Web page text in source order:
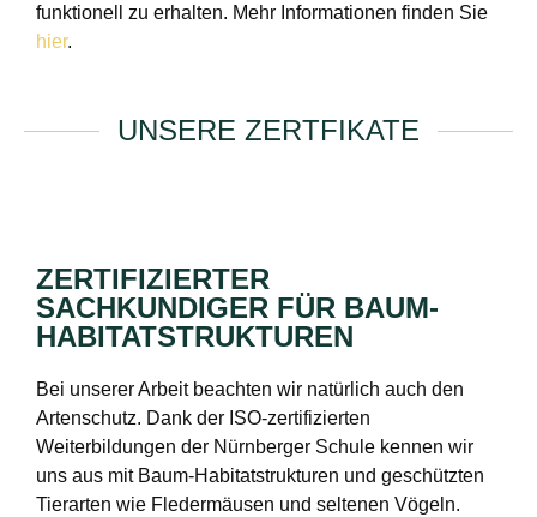
funktionell zu erhalten. Mehr Informationen finden Sie
hier.
UNSERE ZERTFIKATE
ZERTIFIZIERTER
SACHKUNDIGER FÜR BAUM-
HABITATSTRUKTUREN
Bei unserer Arbeit beachten wir natürlich auch den
Artenschutz. Dank der ISO-zertifizierten
Weiterbildungen der Nürnberger Schule kennen wir
uns aus mit Baum-Habitatstrukturen und geschützten
Tierarten wie Fledermäusen und seltenen Vögeln.